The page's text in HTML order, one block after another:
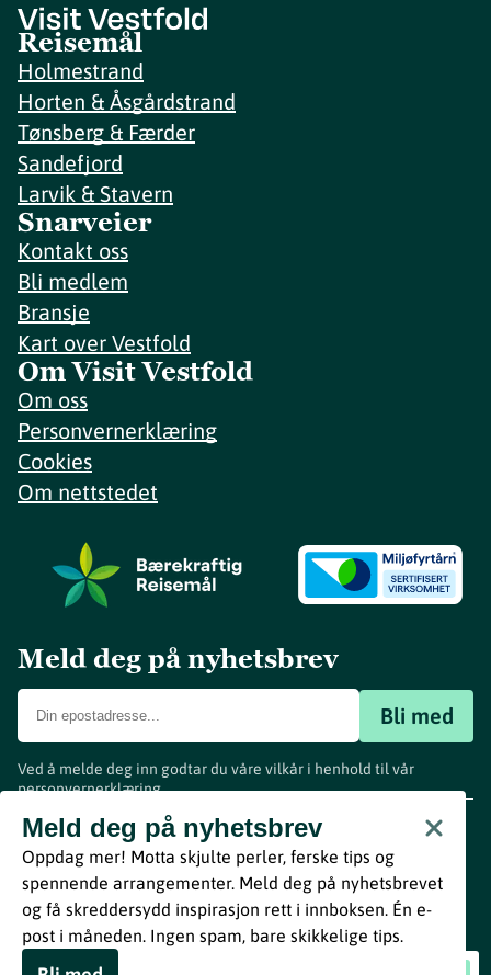
Reisemål
Holmestrand
Horten & Åsgårdstrand
Tønsberg & Færder
Sandefjord
Larvik & Stavern
Snarveier
Kontakt oss
Bli medlem
Bransje
Kart over Vestfold
Om Visit Vestfold
Om oss
Personvernerklæring
Cookies
Om nettstedet
Meld deg på nyhetsbrev
Bli med
Ved å melde deg inn godtar du våre vilkår i henhold til vår
personvernerklæring.
Meld deg på nyhetsbrev
Oppdag mer! Motta skjulte perler, ferske tips og
spennende arrangementer. Meld deg på nyhetsbrevet
og få skreddersydd inspirasjon rett i innboksen. Én e-
post i måneden. Ingen spam, bare skikkelige tips.
www.visitvestfold.com
Turistinformasjon
Vestfold Fylkeskommune
ByBreakfast